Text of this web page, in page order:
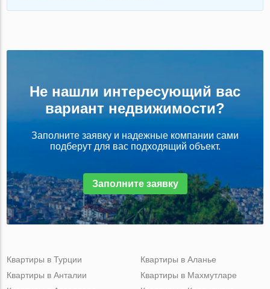
Не нашли интересующий вас
вариант недвижимости?
Заполните заявку и надежные компании сами
подберут для вас подходящий объект.
Заполните заявку
Квартиры в Турции
Квартиры в Анталии
Квартиры в Аланье
Квартиры в Махмутларе